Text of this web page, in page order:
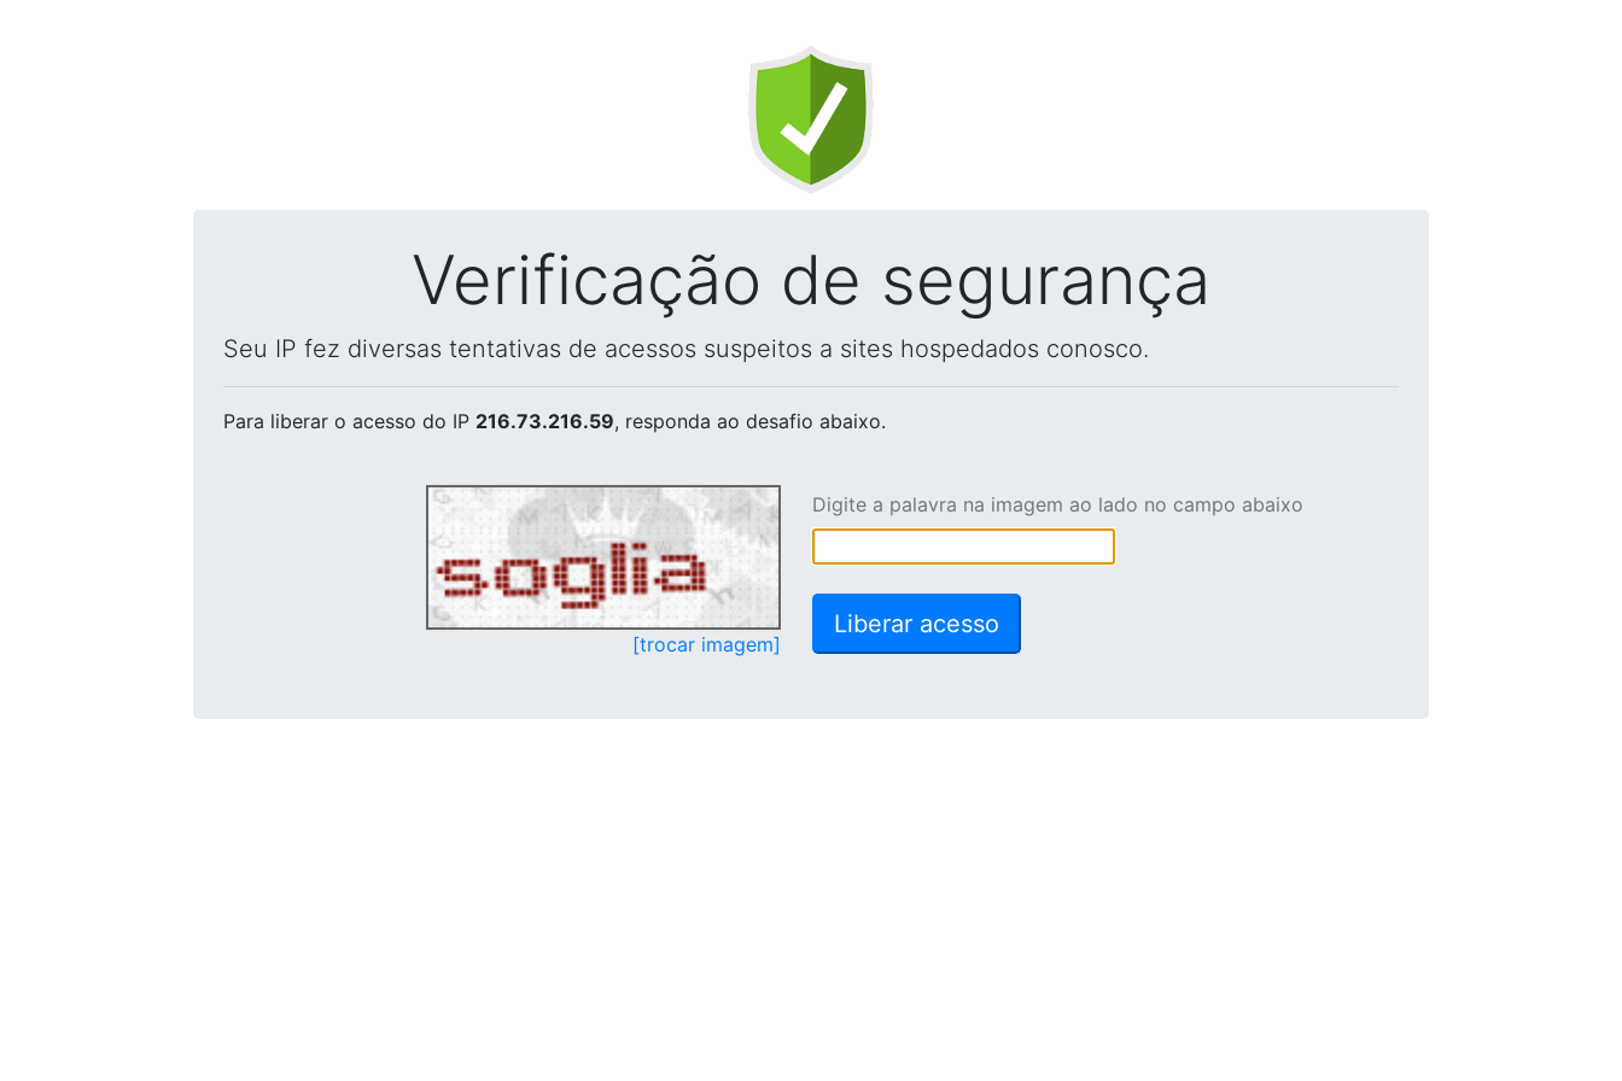
Verificação de segurança
Seu IP fez diversas tentativas de acessos suspeitos a sites hospedados conosco.
Para liberar o acesso do IP 216.73.216.59, responda ao desafio abaixo.
[trocar imagem]
Digite a palavra na imagem ao lado no campo abaixo